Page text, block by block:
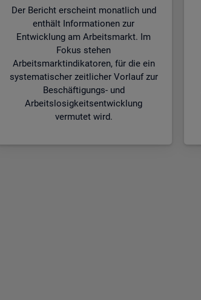
Der Bericht erscheint monatlich und
enthält Informationen zur
Entwicklung am Arbeitsmarkt. Im
Fokus stehen
Arbeitsmarktindikatoren, für die ein
systematischer zeitlicher Vorlauf zur
Beschäftigungs- und
Arbeitslosigkeitsentwicklung
vermutet wird.